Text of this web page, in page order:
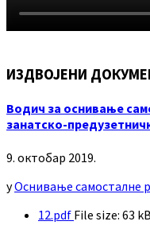
ИЗДВОЈЕНИ
Водич за оснивање
занатско-
9. октобар 2019.
уОснивање самосталне
12.pdf File size: 63 kB